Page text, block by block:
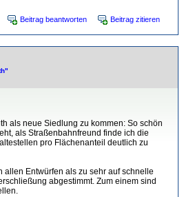
Beitrag beantworten Beitrag zitieren
als neue Siedlung zu kommen: So schön
als Straßenbahnfreund finde ich die
pro Flächenanteil deutlich zu
allen Entwürfen als zu sehr auf schnelle
abgestimmt. Zum einem sind